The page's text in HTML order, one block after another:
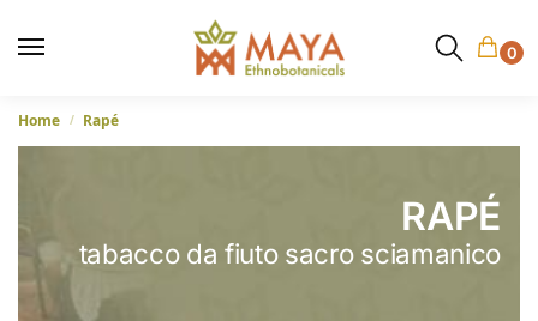
0
Home / Rapé
RAPÉ
tabacco da fiuto sacro sciamanico